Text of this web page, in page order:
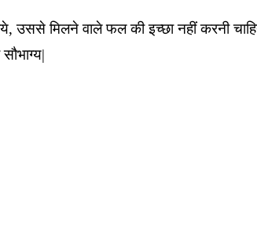
उससे मिलने वाले फल की इच्छा नहीं करनी